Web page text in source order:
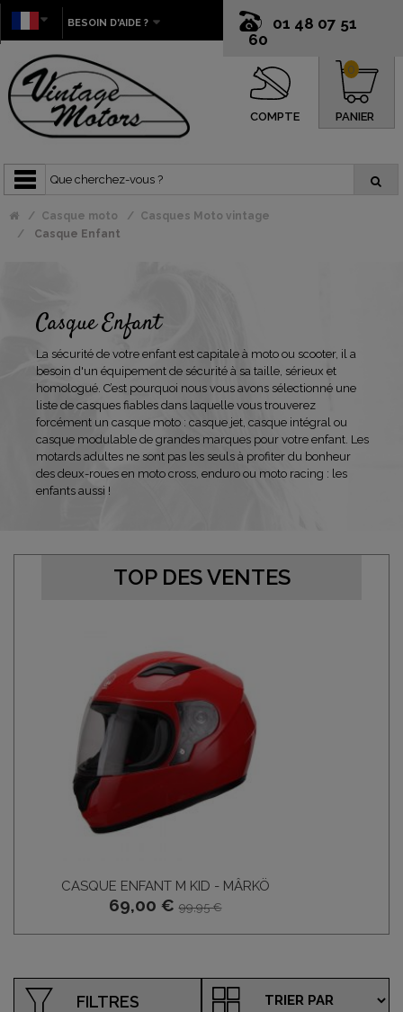
01 48 07 51
60
BESOIN D'AIDE ?
COMPTE PANIER
0
Casque moto
Casques Moto vintage
Casque Enfant
Casque Enfant
La sécurité de votre enfant est capitale à moto ou scooter, il a
besoin d'un équipement de sécurité à sa taille, sérieux et
homologué. C’est pourquoi nous vous avons sélectionné une
liste de casques fiables dans laquelle vous trouverez
forcément un casque moto : casque jet, casque intégral ou
casque modulable de grandes marques pour votre enfant. Les
motards adultes ne sont pas les seuls à profiter du bonheur
des deux-roues en moto cross, enduro ou moto racing : les
enfants aussi !
TOP DES VENTES
CASQUE ENFANT M KID - MÂRKÖ
69,00 €99,95 €
FILTRES